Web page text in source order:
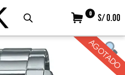
0 S/ 0.00
AGOTADO